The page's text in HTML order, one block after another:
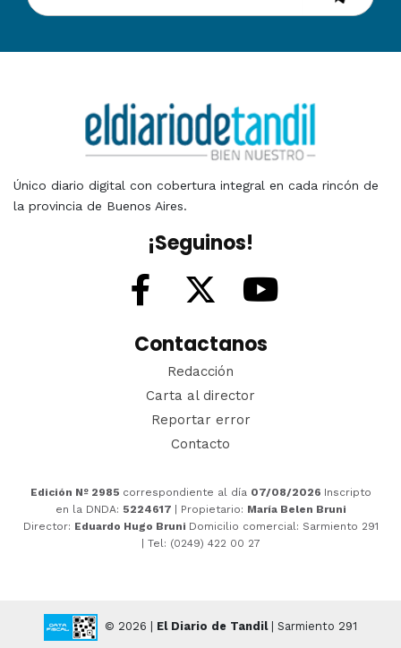
Único diario digital con cobertura integral en cada rincón de
la provincia de Buenos Aires.
¡Seguinos!
Contactanos
Redacción
Carta al director
Reportar error
Contacto
Edición Nº 2985 correspondiente al día 07/08/2026 Inscripto
en la DNDA: 5224617 | Propietario: María Belen Bruni
Director: Eduardo Hugo Bruni Domicilio comercial: Sarmiento 291
| Tel: (0249) 422 00 27
© 2026 | El Diario de Tandil| Sarmiento 291